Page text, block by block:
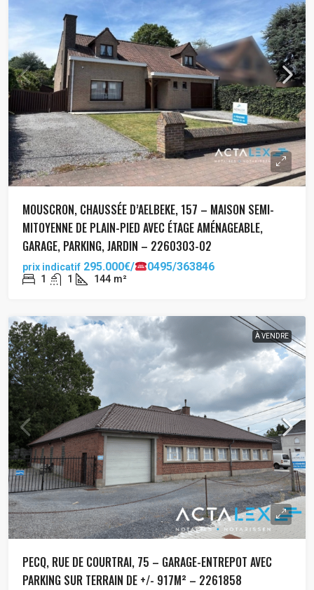
MOUSCRON, CHAUSSÉE D’AELBEKE, 157 – MAISON SEMI-
MITOYENNE DE PLAIN-PIED AVEC ÉTAGE AMÉNAGEABLE,
GARAGE, PARKING, JARDIN – 2260303-02
prix indicatif 295.000€/ 0495/363846
1 1 144 m²
À VENDRE
PECQ, RUE DE COURTRAI, 75 – GARAGE-ENTREPOT AVEC
PARKING SUR TERRAIN DE +/- 917M² – 2261858